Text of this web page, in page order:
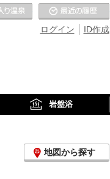
ID作成
ログイン
お気に入りの温泉
岩盤浴
地図から探す